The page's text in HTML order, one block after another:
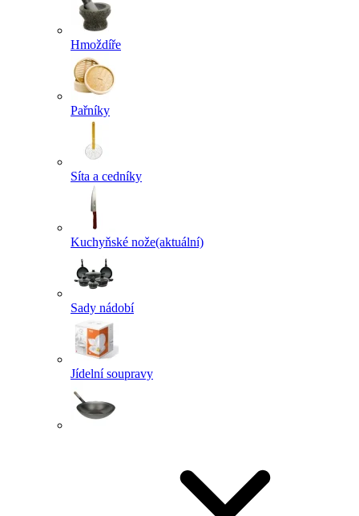
Hmoždíře
Pařníky
Síta a cedníky
Kuchyňské nože(aktuální)
Sady nádobí
Jídelní soupravy